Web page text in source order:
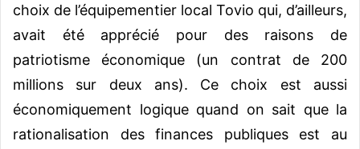
choix de l’équipementier local Tovio qui, d’ailleurs,
avait été apprécié pour des raisons de
patriotisme économique (un contrat de 200
millions sur deux ans). Ce choix est aussi
économiquement logique quand on sait que la
rationalisation des finances publiques est au